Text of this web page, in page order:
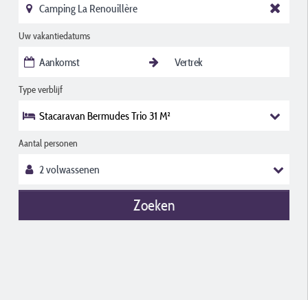
Uw vakantiedatums
Type verblijf
Stacaravan Bermudes Trio 31 M²
Aantal personen
Zoeken